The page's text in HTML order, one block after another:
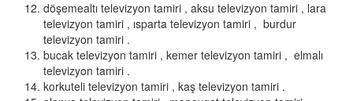
döşemealtı televizyon tamiri , aksu televizyon tamiri , lara
televizyon tamiri , ısparta televizyon tamiri , burdur
televizyon tamiri .
bucak televizyon tamiri , kemer televizyon tamiri , elmalı
televizyon tamiri .
korkuteli televizyon tamiri , kaş televizyon tamiri .